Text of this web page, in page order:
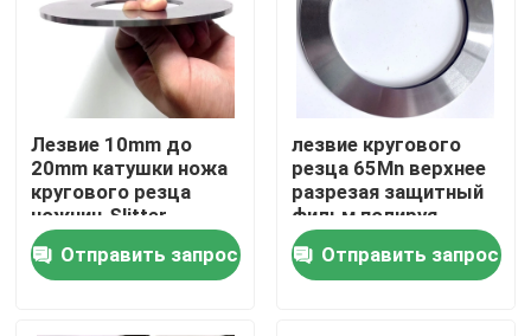
Дом
Товары
Видео
Лезвие 10mm до
20mm катушки ножа
кругового резца
ножниц Slitter
металла роторное
разрезая
Отправить запрос
лезвие кругового
резца 65Mn верхнее
разрезая защитный
фильм полируя
HRC55
Отправить запрос